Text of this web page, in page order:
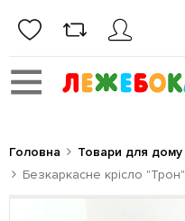
Головна Товари для дому
Безкаркасне крісло "Трон"